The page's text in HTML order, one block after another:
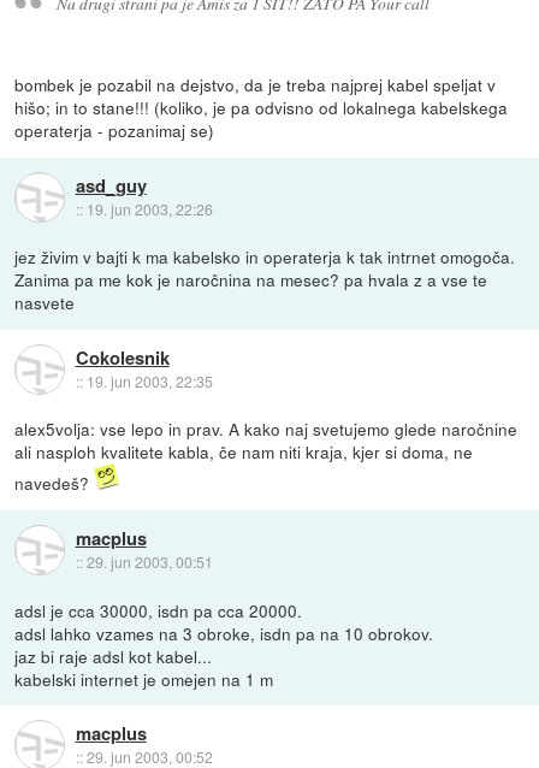
bombek je pozabil na dejstvo, da je treba najprej kabel speljat v
hišo; in to stane!!! (koliko, je pa odvisno od lokalnega kabelskega
operaterja - pozanimaj se)
asd_guy
:: 19. jun 2003, 22:26
jez živim v bajti k ma kabelsko in operaterja k tak intrnet omogoča.
Zanima pa me kok je naročnina na mesec? pa hvala z a vse te
nasvete
Cokolesnik
:: 19. jun 2003, 22:35
alex5volja: vse lepo in prav. A kako naj svetujemo glede naročnine
ali nasploh kvalitete kabla, če nam niti kraja, kjer si doma, ne
navedeš?
macplus
::29. jun 2003, 00:51
adsl je cca 30000, isdn pa cca 20000.
adsl lahko vzames na 3 obroke, isdn pa na 10 obrokov.
jaz bi raje adsl kot kabel...
kabelski internet je omejen na 1 m
macplus
::29. jun 2003, 00:52